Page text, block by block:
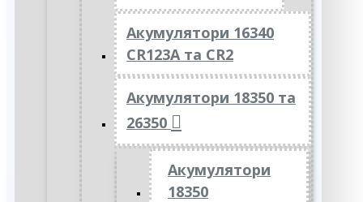
Акумулятори 16340
CR123A та CR2
Акумулятори 18350 та
26350
Акумулятори
18350